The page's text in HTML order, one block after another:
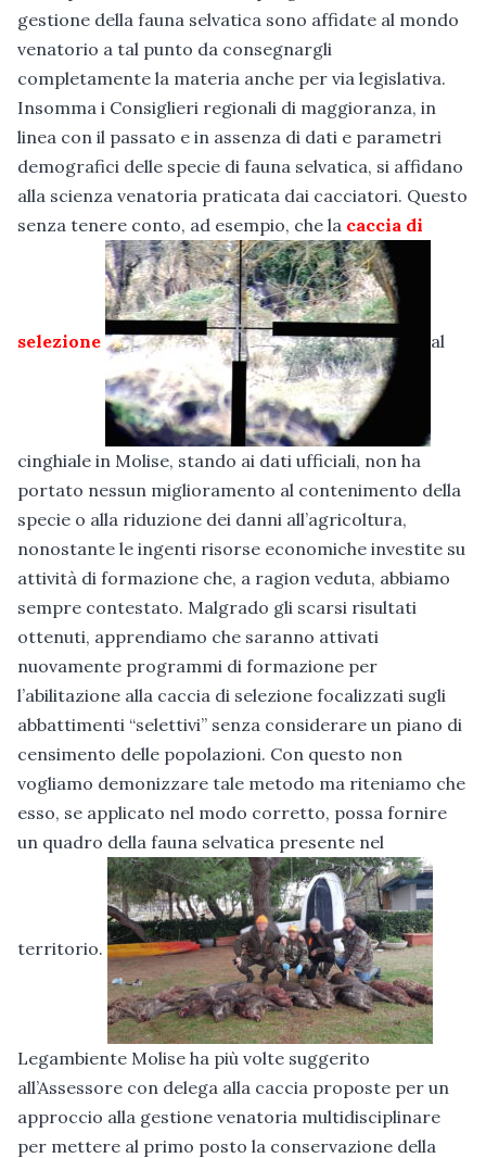
gestione della fauna selvatica sono affidate al mondo
venatorio a tal punto da consegnargli
completamente la materia anche per via legislativa.
Insomma i Consiglieri regionali di maggioranza, in
linea con il passato e in assenza di dati e parametri
demografici delle specie di fauna selvatica, si affidano
alla scienza venatoria praticata dai cacciatori. Questo
senza tenere conto, ad esempio, che la caccia di
selezione al
cinghiale in Molise, stando ai dati ufficiali, non ha
portato nessun miglioramento al contenimento della
specie o alla riduzione dei danni all’agricoltura,
nonostante le ingenti risorse economiche investite su
attività di formazione che, a ragion veduta, abbiamo
sempre contestato. Malgrado gli scarsi risultati
ottenuti, apprendiamo che saranno attivati
nuovamente programmi di formazione per
l’abilitazione alla caccia di selezione focalizzati sugli
abbattimenti “selettivi” senza considerare un piano di
censimento delle popolazioni. Con questo non
vogliamo demonizzare tale metodo ma riteniamo che
esso, se applicato nel modo corretto, possa fornire
un quadro della fauna selvatica presente nel
territorio.
Legambiente Molise ha più volte suggerito
all’Assessore con delega alla caccia proposte per un
approccio alla gestione venatoria multidisciplinare
per mettere al primo posto la conservazione della